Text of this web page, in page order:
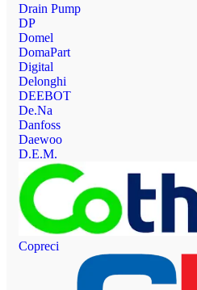
Drain Pump
DP
Domel
DomaPart
Digital
Delonghi
DEEBOT
De.Na
Danfoss
Daewoo
D.E.M.
Copreci